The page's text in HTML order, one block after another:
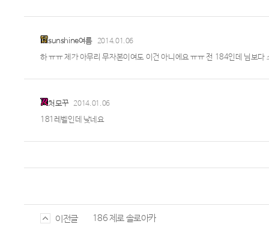
sunshine여름 2014.01.06
하 ㅠㅠ 제가 아무리 무자본이여도 이건 아니에요 ㅠㅠ 전 184인데 님보다
처모꾸 2014.01.06
181레벨인데 낮네요
이전글 186 제로 솔로아카